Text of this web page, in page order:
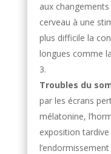
aux
cerveau à une
plus difficile la
longues comme
Troubles du
par les écrans
mélatonine,
exposition